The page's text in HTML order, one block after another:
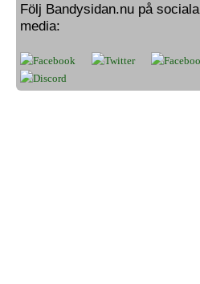
Följ Bandysidan.nu på sociala
media: